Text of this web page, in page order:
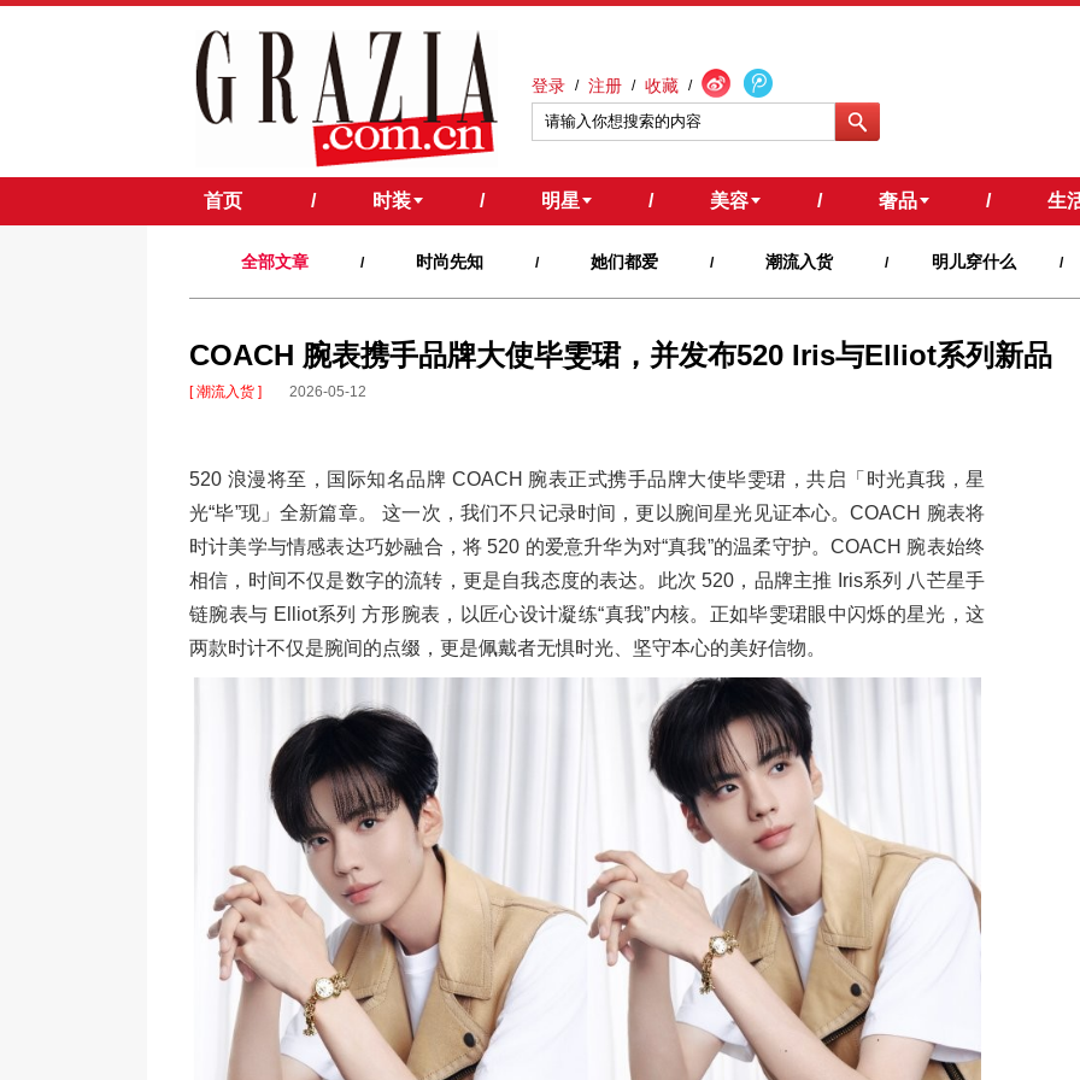
登录 / 注册 / 收藏 /
首页 / 时装 / 明星 / 美容 / 奢品 / 生
全部文章 / 时尚先知 / 她们都爱 / 潮流入货 / 明儿穿什么 /
COACH 腕表携手品牌大使毕雯珺，并发布520 Iris与Elliot系列新品
[ 潮流入货 ] 2026-05-12
520 浪漫将至，国际知名品牌 COACH 腕表正式携手品牌大使毕雯珺，共启「时光真我，星
光“毕”现」全新篇章。 这一次，我们不只记录时间，更以腕间星光见证本心。COACH 腕表将
时计美学与情感表达巧妙融合，将 520 的爱意升华为对“真我”的温柔守护。COACH 腕表始终
相信，时间不仅是数字的流转，更是自我态度的表达。此次 520，品牌主推 Iris系列 八芒星手
链腕表与 Elliot系列 方形腕表，以匠心设计凝练“真我”内核。正如毕雯珺眼中闪烁的星光，这
两款时计不仅是腕间的点缀，更是佩戴者无惧时光、坚守本心的美好信物。